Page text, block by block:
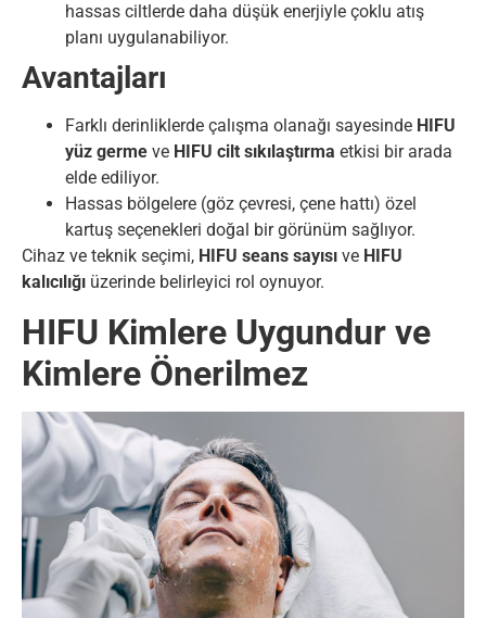
hassas ciltlerde daha düşük enerjiyle çoklu atış
planı uygulanabiliyor.
Avantajları
Farklı derinliklerde çalışma olanağı sayesinde HIFU
yüz germe ve HIFU cilt sıkılaştırma etkisi bir arada
elde ediliyor.
Hassas bölgelere (göz çevresi, çene hattı) özel
kartuş seçenekleri doğal bir görünüm sağlıyor.
Cihaz ve teknik seçimi, HIFU seans sayısı ve HIFU
kalıcılığı üzerinde belirleyici rol oynuyor.
HIFU Kimlere Uygundur ve
Kimlere Önerilmez